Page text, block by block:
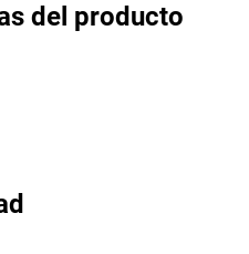
del producto